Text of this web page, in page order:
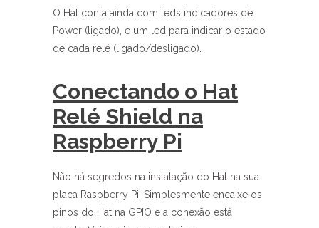
O Hat conta ainda com leds indicadores de
Power (ligado), e um led para indicar o estado
de cada relé (ligado/desligado).
Conectando o Hat
Relé Shield na
Raspberry Pi
Não há segredos na instalação do Hat na sua
placa Raspberry Pi. Simplesmente encaixe os
pinos do Hat na GPIO e a conexão está